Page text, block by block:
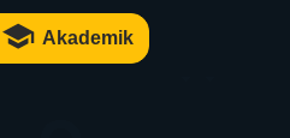
Akademik